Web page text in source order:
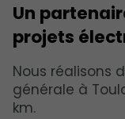
Un
projets
Nous réalisons
générale à
km.